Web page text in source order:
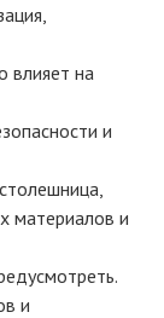
влияет на
и
материалов и
и